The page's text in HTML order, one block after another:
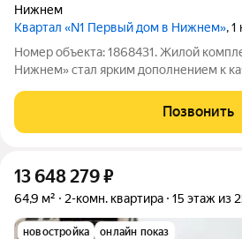
Нижнем
Квартал «N1 Первый дом в Нижнем»,
Номер объекта: 1868431. Жилой
Нижнем» стал ярким дополнением к
районе в границах улиц Октябрьской
Вольская, Витебская.
Позвонить
13 648 279₽
64,9 м² 2-комн. квартира 15 этаж из
новостройка онлайн показ